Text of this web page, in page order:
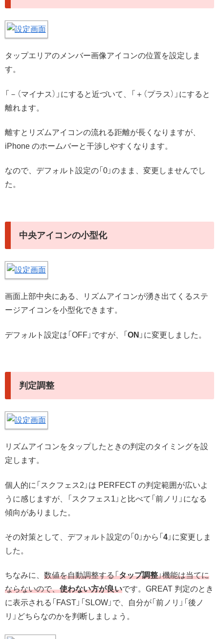
タップエリアのメンバー画像アイコンの位置を設定しま
す。
「－（マイナス）」にすると近づいて、「＋（プラス）」にすると
離れます。
離すとリズムアイコンの流れる距離が長くなりますが、
iPhone のホームバーと干渉しやすくなります。
なので、デフォルト設定の「0」のまま、変更しませんでし
た。
中央アイコンの小型化
画面上部中央にある、リズムアイコンが湧き出てくるステ
ージアイコンを小型化できます。
デフォルト設定は「OFF」ですが、「 ON 」に変更しました。
判定調整
リズムアイコンをタップしたときの判定のタイミングを設
定します。
個人的に「スクフェス2」は PERFECT の判定範囲が広いよ
うに感じますが、「スクフェス1」と比べて「前ノリ」になる
傾向がありました。
その対策として、デフォルト設定の「0」から「 4 」に変更しま
した。
ちなみに、 数値を自動調整する「タップ調整」機能は当てに
ならないので、使わない方が良いです。GREAT 判定のとき
に表示される「FAST」「SLOW」で、自分が「前ノリ」「後ノ
リ」どちらなのかを判断しましょう。